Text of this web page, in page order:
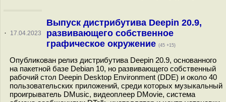
· 17.04.2023
Выпуск дистрибутива Deepin 20.9,
развивающего собственное
графическое окружение (45 +15)
Опубликован релиз дистрибутива Deepin 20.9, основанного
на пакетной базе Debian 10, но развивающего собственный
рабочий стол Deepin Desktop Environment (DDE) и около 40
пользовательских приложений, среди которых музыкальный
проигрыватель DMusic, видеоплеер DMovie, система